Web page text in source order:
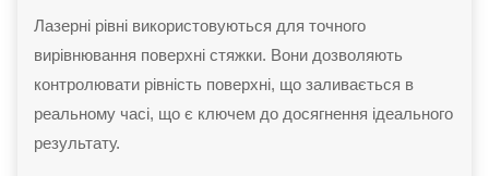
Лазерні рівні використовуються для точного
вирівнювання поверхні стяжки. Вони дозволяють
контролювати рівність поверхні, що заливається в
реальному часі, що є ключем до досягнення ідеального
результату.